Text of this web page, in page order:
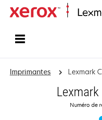
Imprimantes Lexmark
Lexmark
Numéro de